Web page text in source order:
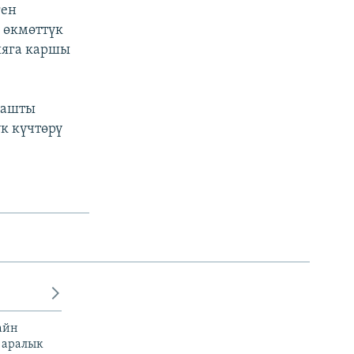
каршы
күчтөрү